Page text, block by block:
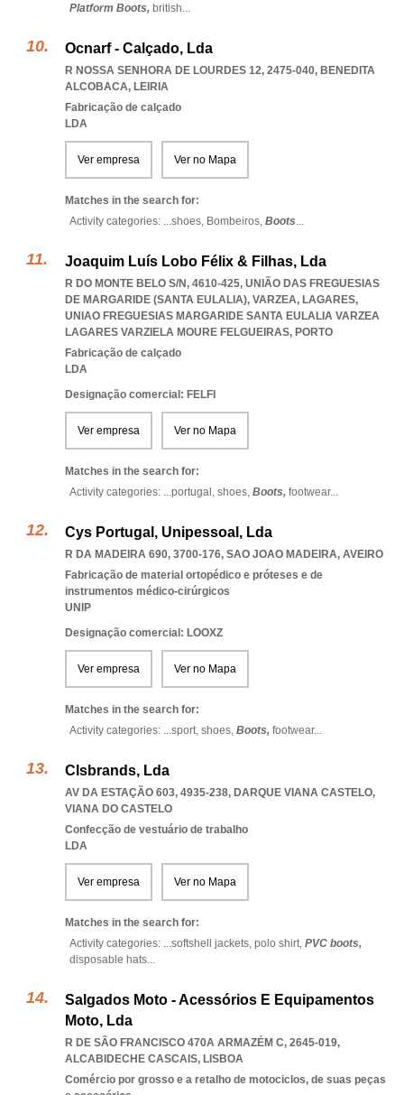
Platform Boots, british...
Ocnarf - Calçado, Lda
R NOSSA SENHORA DE LOURDES 12, 2475-040, BENEDITA
ALCOBACA, LEIRIA
Fabricação de calçado
LDA
Ver empresa Ver no Mapa
Matches in the search for:
Activity categories: ...shoes, Bombeiros, Boots...
Joaquim Luís Lobo Félix & Filhas, Lda
R DO MONTE BELO S/N, 4610-425, UNIÃO DAS FREGUESIAS
DE MARGARIDE (SANTA EULALIA), VARZEA, LAGARES,
UNIAO FREGUESIAS MARGARIDE SANTA EULALIA VARZEA
LAGARES VARZIELA MOURE FELGUEIRAS, PORTO
Fabricação de calçado
LDA
Designação comercial: FELFI
Ver empresa Ver no Mapa
Matches in the search for:
Activity categories: ...portugal, shoes, Boots, footwear...
Cys Portugal, Unipessoal, Lda
R DA MADEIRA 690, 3700-176, SAO JOAO MADEIRA, AVEIRO
Fabricação de material ortopédico e próteses e de
instrumentos médico-cirúrgicos
UNIP
Designação comercial: LOOXZ
Ver empresa Ver no Mapa
Matches in the search for:
Activity categories: ...sport, shoes, Boots, footwear...
Clsbrands, Lda
AV DA ESTAÇÃO 603, 4935-238, DARQUE VIANA CASTELO,
VIANA DO CASTELO
Confecção de vestuário de trabalho
LDA
Ver empresa Ver no Mapa
Matches in the search for:
Activity categories: ...softshell jackets, polo shirt, PVC boots,
disposable hats...
Salgados Moto - Acessórios E Equipamentos
Moto, Lda
R DE SÃO FRANCISCO 470A ARMAZÉM C, 2645-019,
ALCABIDECHE CASCAIS, LISBOA
Comércio por grosso e a retalho de motociclos, de suas peças